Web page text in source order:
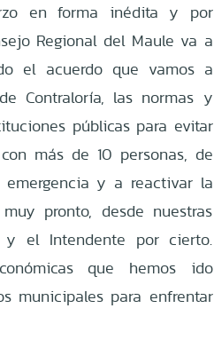
en forma inédita y por
Regional del Maule va a
el acuerdo que vamos a
Contraloría, las normas y
públicas para evitar
más de 10 personas, de
emergencia y a reactivar la
pronto, desde nuestras
y el Intendente por cierto.
que hemos ido
municipales para enfrentar